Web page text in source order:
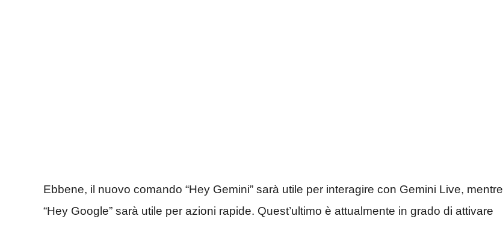
Ebbene, il nuovo comando “Hey Gemini” sarà utile per interagire con Gemini Live, mentre
“Hey Google” sarà utile per azioni rapide. Quest’ultimo è attualmente in grado di attivare